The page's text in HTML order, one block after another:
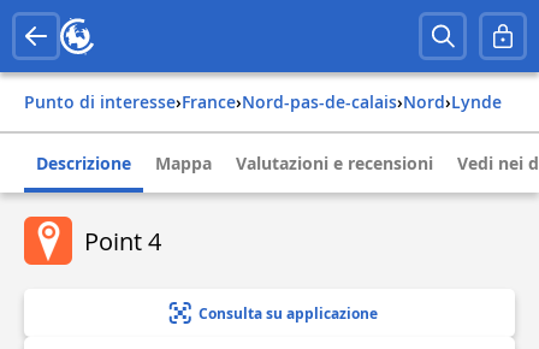
Punto di interesse› france› nord-pas-de-calais› nord› lynde
Descrizione Mappa Valutazioni e recensioni Vedi nei
Point 4
Consulta su applicazione